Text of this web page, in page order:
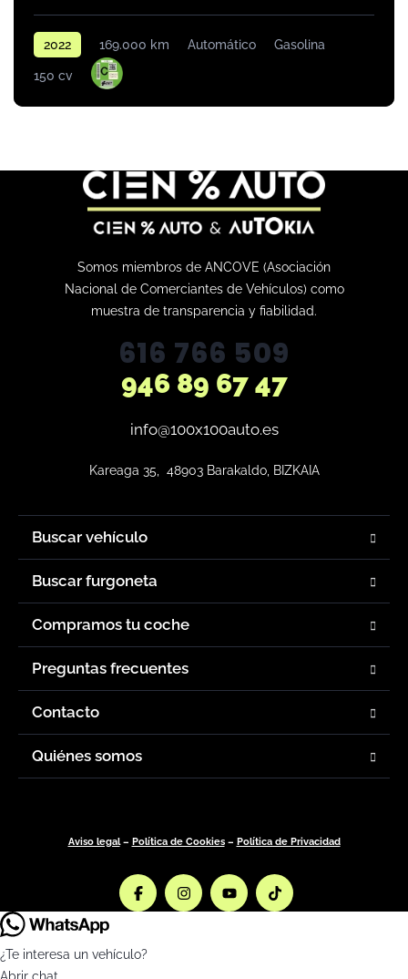
2022 169.000 km Automático Gasolina
150 cv
Somos miembros de ANCOVE (Asociación
Nacional de Comerciantes de Vehículos) como
muestra de transparencia y fiabilidad.
616 766 509
946 89 67 47
info@100x100auto.es
Kareaga 35,  48903 Barakaldo, BIZKAIA
Buscar vehículo
Buscar furgoneta
Compramos tu coche
Preguntas frecuentes
Contacto
Quiénes somos
Aviso legal– Política de Cookies– Política de Privacidad
¿Te interesa un vehículo?